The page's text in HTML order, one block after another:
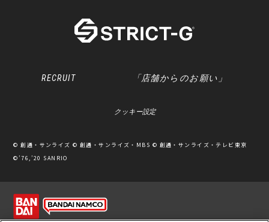
RECRUIT 「店舗からのお願い」
クッキー設定
© 創通・サンライズ © 創通・サンライズ・MBS © 創通・サンライズ・テレビ東京
©’76,’20 SANRIO